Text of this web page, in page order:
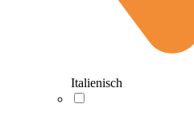
Italienisch